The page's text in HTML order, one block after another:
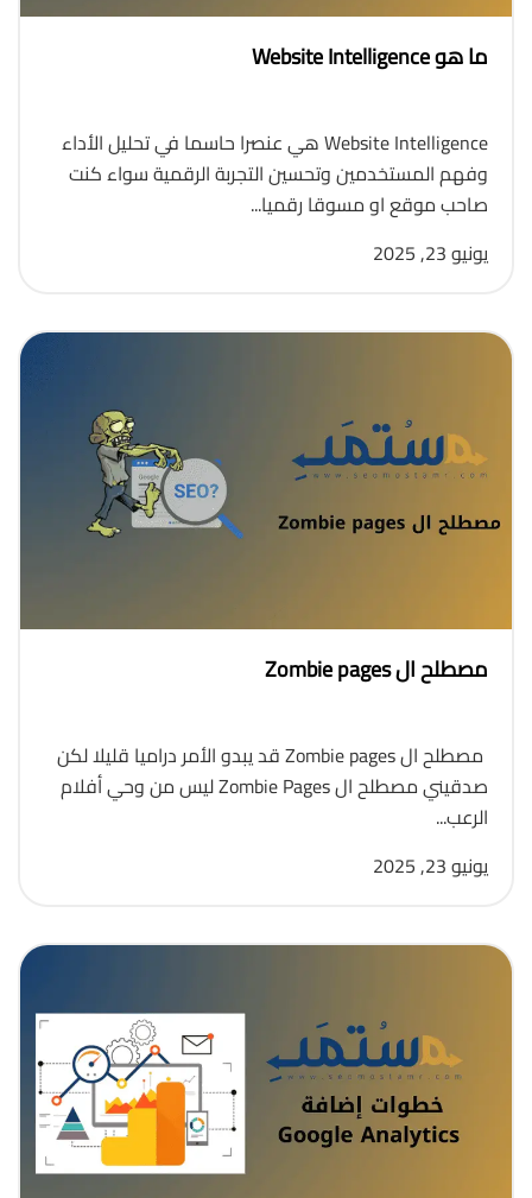
ما هو Website Intelligence
Website Intelligence هي عنصرا حاسما في تحليل الأداء
وفهم المستخدمين وتحسين التجربة الرقمية سواء كنت
صاحب موقع او مسوقا رقميا...
يونيو 23, 2025
مصطلح ال Zombie pages
مصطلح ال Zombie pages قد يبدو الأمر دراميا قليلا لكن
صدقيني مصطلح ال Zombie Pages ليس من وحي أفلام
الرعب...
يونيو 23, 2025